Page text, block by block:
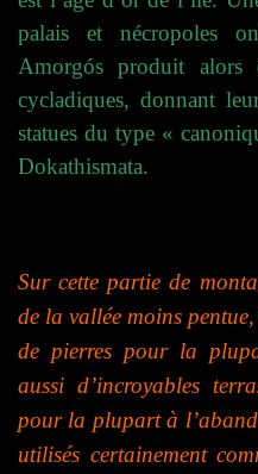
palais et nécropoles
Amorgós produit alors
cycladiques, donnant
statues du type «
Dokathismata.
Sur cette partie de
de la vallée moins
de pierres pour la
aussi d’incroyables
pour la plupart à
utilisés certainement